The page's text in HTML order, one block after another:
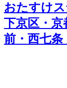
おたすけ
下京区・京
前・西七条